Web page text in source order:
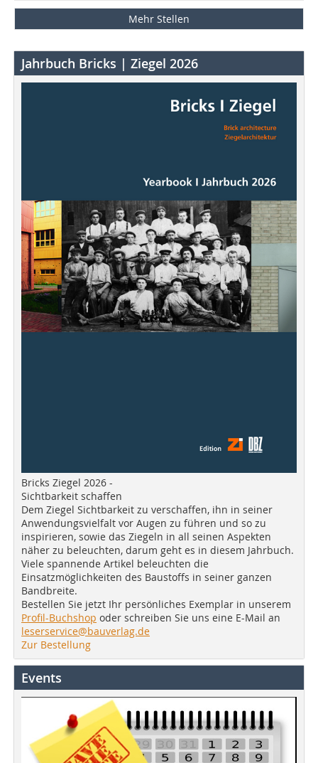
Mehr Stellen
Jahrbuch Bricks | Ziegel 2026
Bricks Ziegel 2026 -
Sichtbarkeit schaffen
Dem Ziegel Sichtbarkeit zu verschaffen, ihn in seiner
Anwendungsvielfalt vor Augen zu führen und so zu
inspirieren, sowie das Ziegeln in all seinen Aspekten
näher zu beleuchten, darum geht es in diesem Jahrbuch.
Viele spannende Artikel beleuchten die
Einsatzmöglichkeiten des Baustoffs in seiner ganzen
Bandbreite.
Bestellen Sie jetzt Ihr persönliches Exemplar in unserem
Profil-Buchshop oder schreiben Sie uns eine E-Mail an
leserservice@bauverlag.de
Zur Bestellung
Events